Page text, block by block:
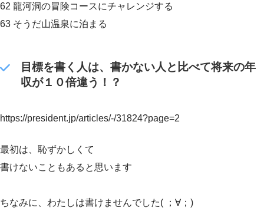
62 龍河洞の冒険コースにチャレンジする
63 そうだ山温泉に泊まる
目標を書く人は、書かない人と比べて将来の年
収が１０倍違う！？
https://president.jp/articles/-/31824?page=2
最初は、恥ずかしくて
書けないこともあると思います
ちなみに、わたしは書けませんでした( ；∀；)